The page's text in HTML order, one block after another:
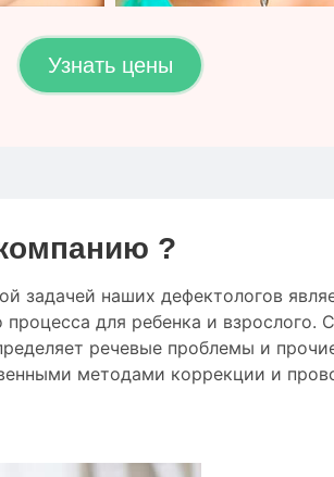
Узнать цены
?
задачей наших дефектологов
процесса для ребенка и взрослого.
речевые проблемы и
методами коррекции и